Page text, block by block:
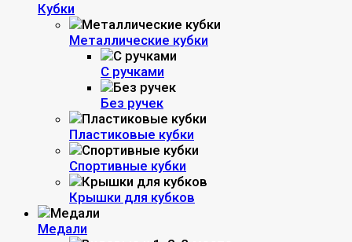
Кубки
Металлические кубки
С ручками
Без ручек
Пластиковые кубки
Спортивные кубки
Крышки для кубков
Медали